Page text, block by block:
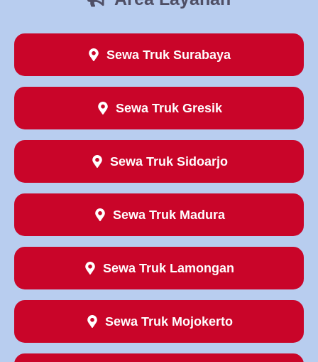
Sewa Truk Surabaya
Sewa Truk Gresik
Sewa Truk Sidoarjo
Sewa Truk Madura
Sewa Truk Lamongan
Sewa Truk Mojokerto